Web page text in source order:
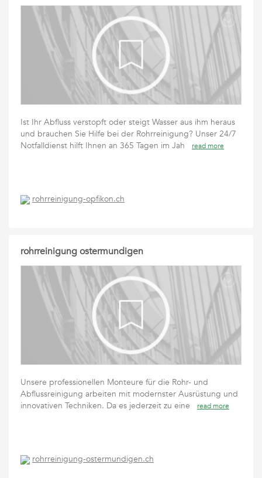
Ist Ihr Abfluss verstopft oder steigt Wasser aus ihm heraus
und brauchen Sie Hilfe bei der Rohrreinigung? Unser 24/7
Notfalldienst hilft Ihnen an 365 Tagen im Jah
read more
rohrreinigung-opfikon.ch
rohrreinigung ostermundigen
Unsere professionellen Monteure für die Rohr- und
Abflussreinigung arbeiten mit modernster Ausrüstung und
innovativen Techniken. Da es jederzeit zu eine
read more
rohrreinigung-ostermundigen.ch